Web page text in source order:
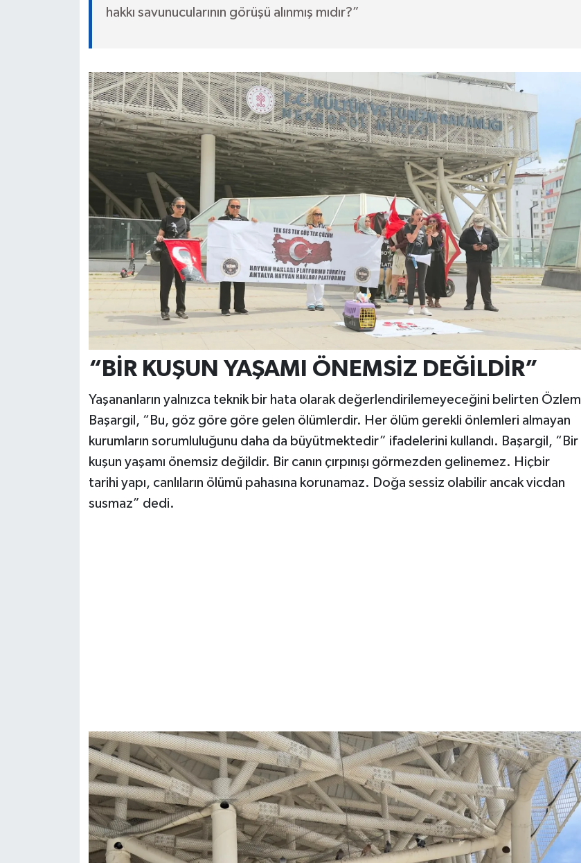
hakkı savunucularının görüşü alınmış mıdır?”
“BİR KUŞUN YAŞAMI ÖNEMSİZ DEĞİLDİR”
Yaşananların yalnızca teknik bir hata olarak değerlendirilemeyeceğini belirten Özlem
Başargil, “Bu, göz göre göre gelen ölümlerdir. Her ölüm gerekli önlemleri almayan
kurumların sorumluluğunu daha da büyütmektedir” ifadelerini kullandı. Başargil, “Bir
kuşun yaşamı önemsiz değildir. Bir canın çırpınışı görmezden gelinemez. Hiçbir
tarihi yapı, canlıların ölümü pahasına korunamaz. Doğa sessiz olabilir ancak vicdan
susmaz” dedi.